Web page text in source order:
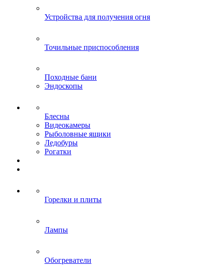
Устройства для получения огня
Точильные приспособления
Походные бани
Эндоскопы
Блесны
Видеокамеры
Рыболовные ящики
Ледобуры
Рогатки
Горелки и плиты
Лампы
Обогреватели